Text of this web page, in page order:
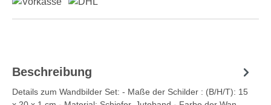
Beschreibung
Details zum Wandbilder Set: - Maße der Schilder : (B/H/T): 15